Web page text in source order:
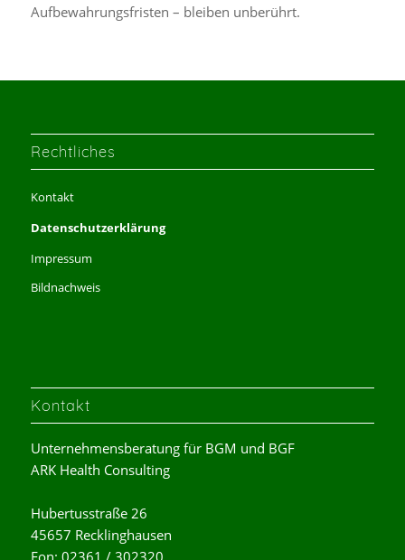
Aufbewahrungsfristen – bleiben unberührt.
Rechtliches
Kontakt
Datenschutzerklärung
Impressum
Bildnachweis
Kontakt
Unternehmensberatung für BGM und BGF
ARK Health Consulting
Hubertusstraße 26
45657 Recklinghausen
Fon: 02361 / 302320